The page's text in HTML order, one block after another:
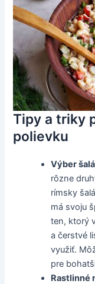
Tipy a triky
polievku
Výber
rôzne
rímsky
má svoju
ten, ktorý
a čerstvé
využiť.
pre
Rastlinné